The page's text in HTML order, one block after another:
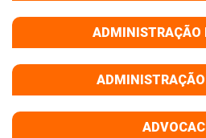
ADMINISTRAÇÃO